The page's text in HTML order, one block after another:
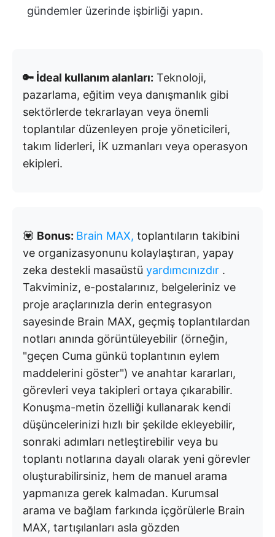
gündemler üzerinde işbirliği yapın.
🔑 İdeal kullanım alanları: Teknoloji,
pazarlama, eğitim veya danışmanlık gibi
sektörlerde tekrarlayan veya önemli
toplantılar düzenleyen proje yöneticileri,
takım liderleri, İK uzmanları veya operasyon
ekipleri.
💟 Bonus: Brain MAX, toplantıların takibini
ve organizasyonunu kolaylaştıran, yapay
zeka destekli masaüstü yardımcınızdır .
Takviminiz, e-postalarınız, belgeleriniz ve
proje araçlarınızla derin entegrasyon
sayesinde Brain MAX, geçmiş toplantılardan
notları anında görüntüleyebilir (örneğin,
"geçen Cuma günkü toplantının eylem
maddelerini göster") ve anahtar kararları,
görevleri veya takipleri ortaya çıkarabilir.
Konuşma-metin özelliği kullanarak kendi
düşüncelerinizi hızlı bir şekilde ekleyebilir,
sonraki adımları netleştirebilir veya bu
toplantı notlarına dayalı olarak yeni görevler
oluşturabilirsiniz, hem de manuel arama
yapmanıza gerek kalmadan. Kurumsal
arama ve bağlam farkında içgörülerle Brain
MAX, tartışılanları asla gözden